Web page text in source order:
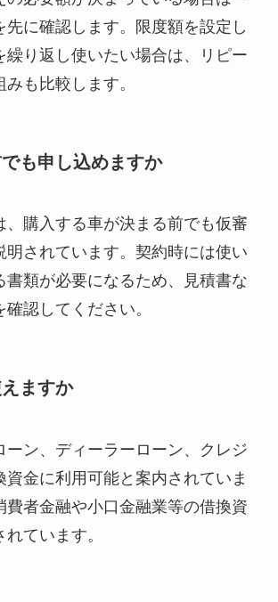
先に確認します。限度額を設定し
繰り返し使いたい場合は、リピー
みも比較します。
も申し込めますか
、購入する車が決まる前でも仮審
明されています。契約時には使い
書類が必要になるため、見積書な
認してください。
ますか
ーン、ディーラーローン、クレジ
資金に利用可能と案内されていま
費者金融や小口金融業等の借換資
ています。